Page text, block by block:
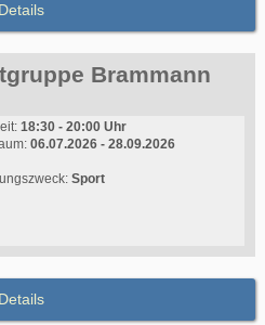
Details
Brammann
18:30 - 20:00 Uhr
06.07.2026 - 28.09.2026
Sport
Details